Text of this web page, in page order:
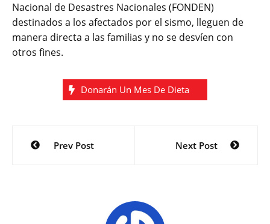
Nacional de Desastres Nacionales (FONDEN)
destinados a los afectados por el sismo, lleguen de
manera directa a las familias y no se desvíen con
otros fines.
Donarán Un Mes De Dieta
Navegación
Prev Post Next Post